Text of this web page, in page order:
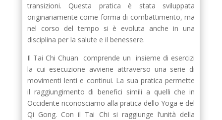
transizioni. Questa pratica è stata sviluppata
originariamente come forma di combattimento, ma
nel corso del tempo si è evoluta anche in una
disciplina per la salute e il benessere.
Il Tai Chi Chuan comprende un insieme di esercizi
la cui esecuzione avviene attraverso una serie di
movimenti lenti e continui. La sua pratica permette
il raggiungimento di benefici simili a quelli che in
Occidente riconosciamo alla pratica dello Yoga e del
Qi Gong. Con il Tai Chi si raggiunge l’unità della